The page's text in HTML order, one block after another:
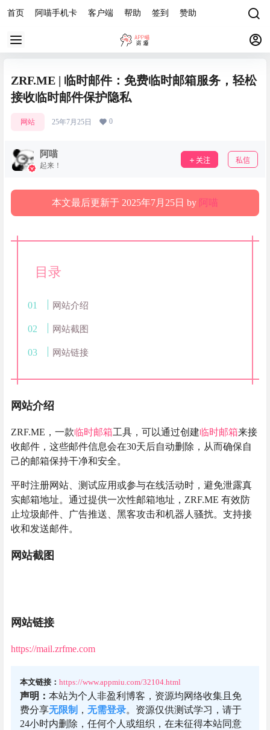
首页 阿喵手机卡 客户端 帮助 签到 赞助
ZRF.ME | 临时邮件：免费临时邮箱服务，轻松
接收临时邮件保护隐私
网站 25年7月25日 0
阿喵
起来！
关注 私信
本文最后更新于 2025年7月25日 by 阿喵
目录
网站介绍
网站截图
网站链接
网站介绍
ZRF.ME，一款临时邮箱工具，可以通过创建临时邮箱来接
收邮件，这些邮件信息会在30天后自动删除，从而确保自
己的邮箱保持干净和安全。
平时注册网站、测试应用或参与在线活动时，避免泄露真
实邮箱地址。通过提供一次性邮箱地址，ZRF.ME 有效防
止垃圾邮件、广告推送、黑客攻击和机器人骚扰。支持接
收和发送邮件。
网站截图
网站链接
https://mail.zrfme.com
本文链接： https://www.appmiu.com/32104.html
声明： 本站为个人非盈利博客，资源均网络收集且免
费分享无限制 ， 无需登录。资源仅供测试学习，请于
24小时内删除，任何个人或组织，在未征得本站同意